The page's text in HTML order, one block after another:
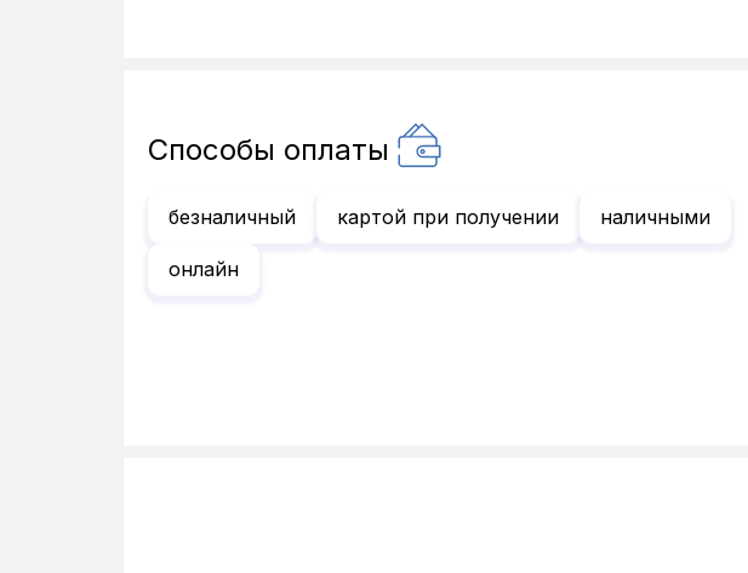
Способы оплаты
безналичный картой при получении наличными
онлайн